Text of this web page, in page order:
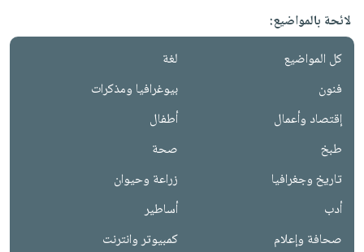
English
books
طرحها
تحميل
على
Android
تحميل
على
Apple
على
Android
تحميل
masmu3
Apple
وسائل
تعليمية
صندوق
القراءة
جديد
الكل
العناية
الشخصية
العناية
وتصفيف
الشعر
بالجسم
المطبخ
والسفرة
جديد
الكل
أواني
الطهي
أدوات
متجر
الهدايا
أقسام
لائحة بالمواضيع:
كل المواضيع
لغة
فنون
بيوغرافيا ومذكرات
إقتصاد وأعمال
أطفال
طبخ
صحة
تاريخ وجغرافيا
زراعة وحيوان
أدب
أساطير
صحافة وإعلام
كمبيوتر وانترنت